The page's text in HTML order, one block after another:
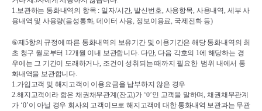
1.보관하는 통화내역의 항목 : 일자/시간, 발신번호, 사용항목, 사용내역, 세부 사
용내역 및 사용량(음성통화, 데이터 사용, 정보이용료, 국제전화 등)
⑥제 5항의 규정에 따른 통화내역의 보유기간 및 이용기간은 해당 통화내역의 최
초 청구 월로부터 12개월 이내 보관합니다. 다만, 다음 각호의 1에 해당하는 경
우에는 그 기간이 도래하거나, 조건이 성취되는 때까지 필요한  범위 내에서 통
화내역을 보관합니다.
1.가입고객 및 해지고객이 이용요금을 납부하지 않은 경우
2.해지고객이라 함은 채권채무관계 (잔고)가 ‘0’인 고객을 말하며, 채권채무관계
가 ‘0’이 아닐 경우 회사의 고객이므로 해지고객에 대한 통화내역 보관과는 무관